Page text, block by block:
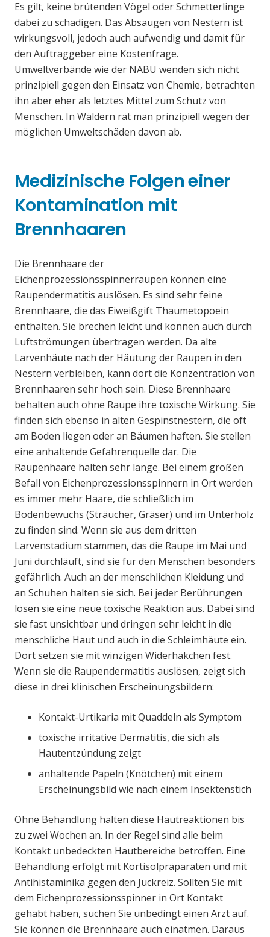
Es gilt, keine brütenden Vögel oder Schmetterlinge
dabei zu schädigen. Das Absaugen von Nestern ist
wirkungsvoll, jedoch auch aufwendig und damit für
den Auftraggeber eine Kostenfrage.
Umweltverbände wie der NABU wenden sich nicht
prinzipiell gegen den Einsatz von Chemie, betrachten
ihn aber eher als letztes Mittel zum Schutz von
Menschen. In Wäldern rät man prinzipiell wegen der
möglichen Umweltschäden davon ab.
Medizinische Folgen einer
Kontamination mit
Brennhaaren
Die Brennhaare der
Eichenprozessionsspinnerraupen können eine
Raupendermatitis auslösen. Es sind sehr feine
Brennhaare, die das Eiweißgift Thaumetopoein
enthalten. Sie brechen leicht und können auch durch
Luftströmungen übertragen werden. Da alte
Larvenhäute nach der Häutung der Raupen in den
Nestern verbleiben, kann dort die Konzentration von
Brennhaaren sehr hoch sein. Diese Brennhaare
behalten auch ohne Raupe ihre toxische Wirkung. Sie
finden sich ebenso in alten Gespinstnestern, die oft
am Boden liegen oder an Bäumen haften. Sie stellen
eine anhaltende Gefahrenquelle dar. Die
Raupenhaare halten sehr lange. Bei einem großen
Befall von Eichenprozessionsspinnern in Ort werden
es immer mehr Haare, die schließlich im
Bodenbewuchs (Sträucher, Gräser) und im Unterholz
zu finden sind. Wenn sie aus dem dritten
Larvenstadium stammen, das die Raupe im Mai und
Juni durchläuft, sind sie für den Menschen besonders
gefährlich. Auch an der menschlichen Kleidung und
an Schuhen halten sie sich. Bei jeder Berührungen
lösen sie eine neue toxische Reaktion aus. Dabei sind
sie fast unsichtbar und dringen sehr leicht in die
menschliche Haut und auch in die Schleimhäute ein.
Dort setzen sie mit winzigen Widerhäkchen fest.
Wenn sie die Raupendermatitis auslösen, zeigt sich
diese in drei klinischen Erscheinungsbildern:
Kontakt-Urtikaria mit Quaddeln als Symptom
toxische irritative Dermatitis, die sich als
Hautentzündung zeigt
anhaltende Papeln (Knötchen) mit einem
Erscheinungsbild wie nach einem Insektenstich
Ohne Behandlung halten diese Hautreaktionen bis
zu zwei Wochen an. In der Regel sind alle beim
Kontakt unbedeckten Hautbereiche betroffen. Eine
Behandlung erfolgt mit Kortisolpräparaten und mit
Antihistaminika gegen den Juckreiz. Sollten Sie mit
dem Eichenprozessionsspinner in Ort Kontakt
gehabt haben, suchen Sie unbedingt einen Arzt auf.
Sie können die Brennhaare auch einatmen. Daraus